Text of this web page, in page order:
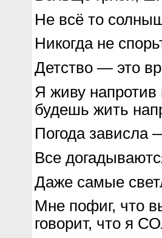
Не всё то
Никогда не
Детство — это
Я живу
будешь жить
Погода зависла
Все
Даже самые
Мне пофиг, что
говорит, что я